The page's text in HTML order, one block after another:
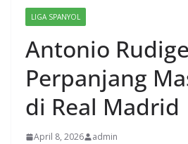
LIGA SPANYOL
Antonio
Perpanjang
di Real Madrid
April 8, 2026 admin